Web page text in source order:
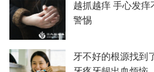
越抓越痒 手心发
警惕
牙不好的根源找到